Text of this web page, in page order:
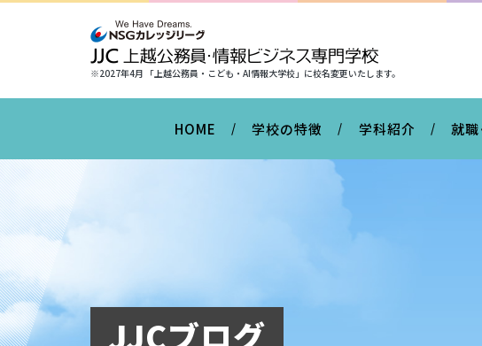
※2027年4月 「上越公務員・こども・AI情報大学校」に校名変更いたします。
HOME 学校の特徴 学科紹介 就
JJCブログ